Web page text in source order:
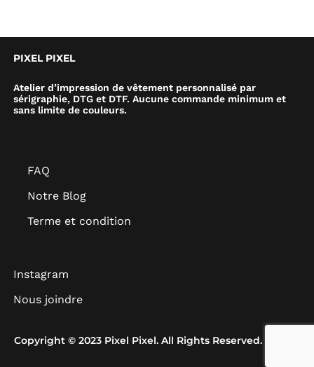
PIXEL PIXEL
Atelier d’impression de vêtement personnalisé par
sérigraphie, DTG et DTF. Aucune commande minimum et
sans limite de couleurs.
FAQ
Notre Blog
Terme et condition
Instagram
Nous joindre
Copyright © 2023 Pixel Pixel. All Rights Reserved.